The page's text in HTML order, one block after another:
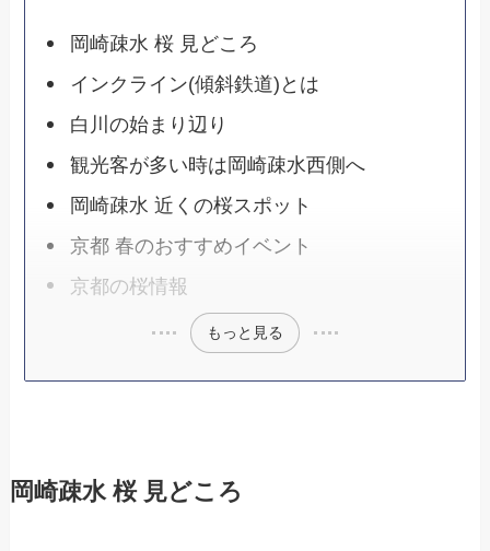
岡崎疎水 桜 見どころ
インクライン(傾斜鉄道)とは
白川の始まり辺り
観光客が多い時は岡崎疎水西側へ
岡崎疎水 近くの桜スポット
京都 春のおすすめイベント
京都の桜情報
もっと見る
岡崎疎水 桜 見どころ